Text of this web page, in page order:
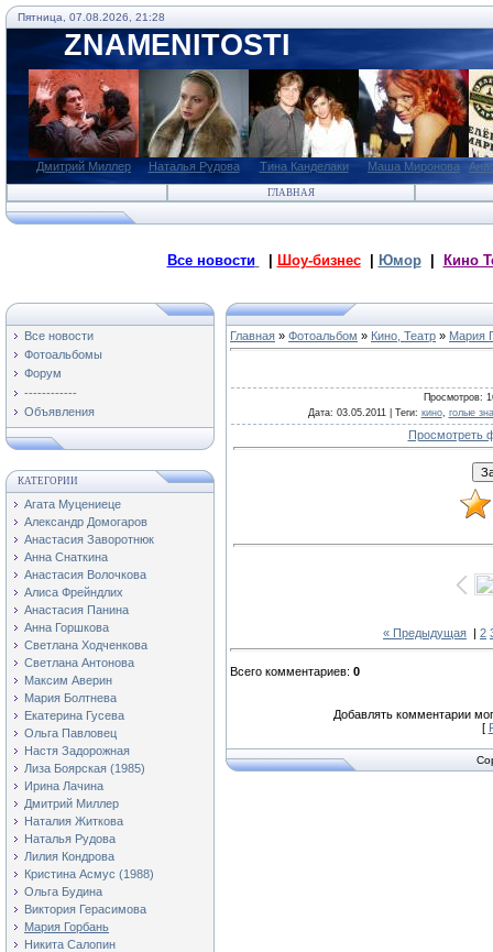
Пятница, 07.08.2026, 21:28
ZNAMENITOSTI
Дмитрий Миллер Наталья Рудова Тина Канделаки Маша Миронова
ГЛАВНАЯ
Все новости Шоу-бизнес| Юмор| Кино
Все новости
Фотоальбомы
Форум
------------
Объявления
КАТЕГОРИИ
Агата Муцениеце
Александр Домогаров
Анастасия Заворотнюк
Анна Снаткина
Анастасия Волочкова
Алиса Фрейндлих
Анастасия Панина
Анна Горшкова
Светлана Ходченкова
Светлана Антонова
Максим Аверин
Мария Болтнева
Екатерина Гусева
Ольга Павловец
Настя Задорожная
Лиза Боярская (1985)
Ирина Лачина
Дмитрий Миллер
Наталия Житкова
Наталья Рудова
Лилия Кондрова
Кристина Асмус (1988)
Ольга Будина
Виктория Герасимова
Мария Горбань
Никита Салопин
Главная » Фотоальбом » Кино, Театр » Мария
Просмотров:
Дата: 03.05.2011 | Теги: кино, голые
Просмотреть
« Предыдущая | 2
Всего комментариев: 0
Добавлять комментарии
[